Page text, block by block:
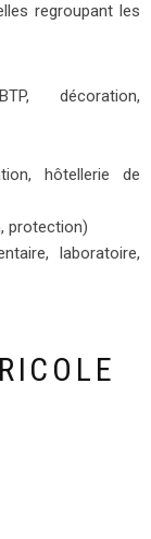
regroupant les
décoration,
hôtellerie de
protection)
laboratoire,